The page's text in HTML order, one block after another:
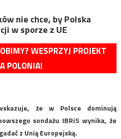
nie chce, by Polska
w sporze z UE
WESPRZYJ PROJEKT
POLONIA!
że w Polsce dominują
sondażu IBRiS wynika, że
z Unią Europejską.